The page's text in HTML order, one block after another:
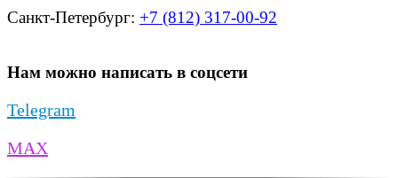
Санкт-Петербург: +7 (812) 317-00-92
Нам можно написать в соцсети
Telegram
MAX